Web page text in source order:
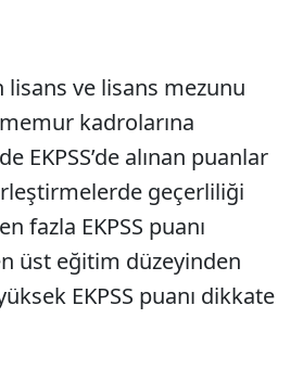
ve lisans mezunu
kadrolarına
EKPSS’de alınan puanlar
geçerliliği
fazla EKPSS puanı
üst eğitim düzeyinden
EKPSS puanı dikkate